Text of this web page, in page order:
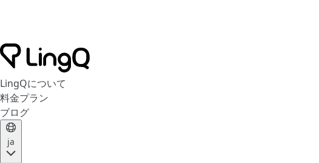
LingQについて
料金プラン
ブログ
ja